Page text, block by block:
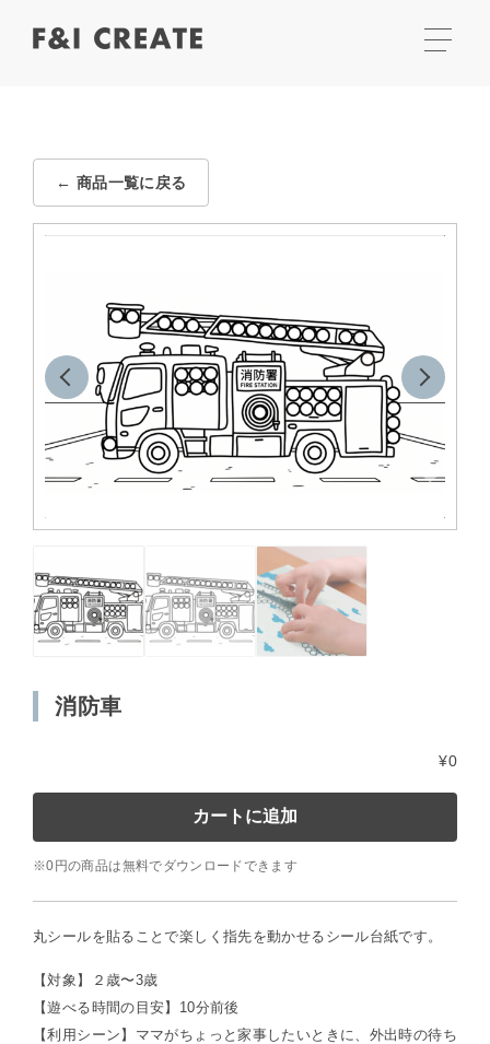
← 商品一覧に戻る
消防車
¥0
防
カートに追加
※0円の商品は無料でダウンロードできます
丸シールを貼ることで楽しく指先を動かせるシール台紙です。
【対象】２歳〜3歳
【遊べる時間の目安】10分前後
【利用シーン】ママがちょっと家事したいときに、外出時の待ち